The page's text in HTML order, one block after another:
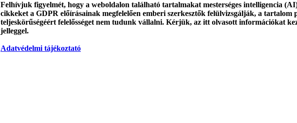
Felhívjuk figyelmét, hogy a weboldalon található tartalmakat mesterséges intelligencia
cikkeket a GDPR előírásainak megfelelően emberi szerkesztők felülvizsgálják, a tartalom
teljeskörűségéért felelősséget nem tudunk vállalni. Kérjük, az itt olvasott információkat
jelleggel.
Adatvédelmi tájékoztató